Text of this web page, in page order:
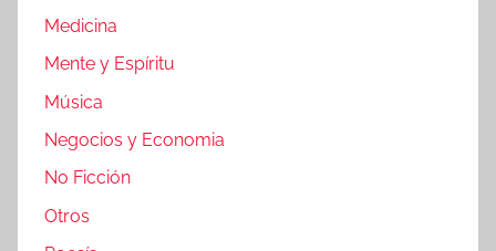
Medicina
Mente y Espíritu
Música
Negocios y Economia
No Ficción
Otros